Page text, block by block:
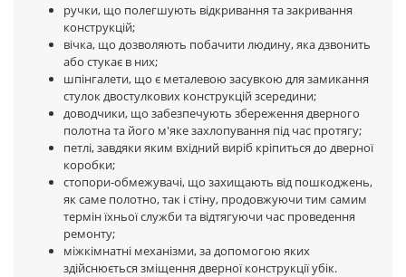
ручки, що полегшують відкривання та закривання
конструкцій;
вічка, що дозволяють побачити людину, яка дзвонить
або стукає в них;
шпінгалети, що є металевою засувкою для замикання
стулок двостулкових конструкцій зсередини;
доводчики, що забезпечують збереження дверного
полотна та його м'яке захлопування під час протягу;
петлі, завдяки яким вхідний виріб кріпиться до дверної
коробки;
стопори-обмежувачі, що захищають від пошкоджень,
як саме полотно, так і стіну, продовжуючи тим самим
термін їхньої служби та відтягуючи час проведення
ремонту;
міжкімнатні механізми, за допомогою яких
здійснюється зміщення дверної конструкції убік.